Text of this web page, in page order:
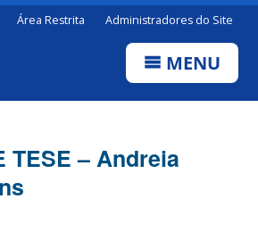
Área Restrita Administradores do Site
MENU
TESE – Andreia